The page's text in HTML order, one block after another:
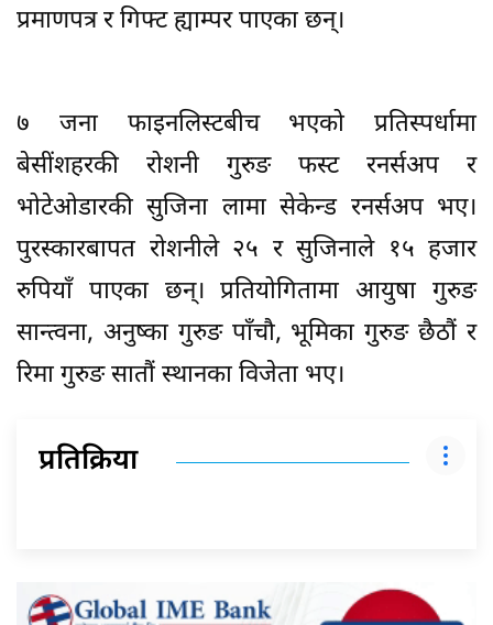
प्रमाणपत्र र गिफ्ट ह्याम्पर पाएका छन्।
७ जना फाइनलिस्टबीच भएको प्रतिस्पर्धामा
बेसींशहरकी रोशनी गुरुङ फस्ट रनर्सअप र
भोटेओडारकी सुजिना लामा सेकेन्ड रनर्सअप भए।
पुरस्कारबापत रोशनीले २५ र सुजिनाले १५ हजार
रुपियाँ पाएका छन्। प्रतियोगितामा आयुषा गुरुङ
सान्त्वना, अनुष्का गुरुङ पाँचौ, भूमिका गुरुङ छैठौं र
रिमा गुरुङ सातौं स्थानका विजेता भए।
प्रतिक्रिया